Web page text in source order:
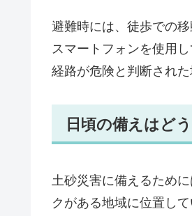
避難時には、徒歩での
スマートフォンを使用
経路が危険と判断され
日頃の備えはど
土砂災害に備えるため
クがある地域に位置し